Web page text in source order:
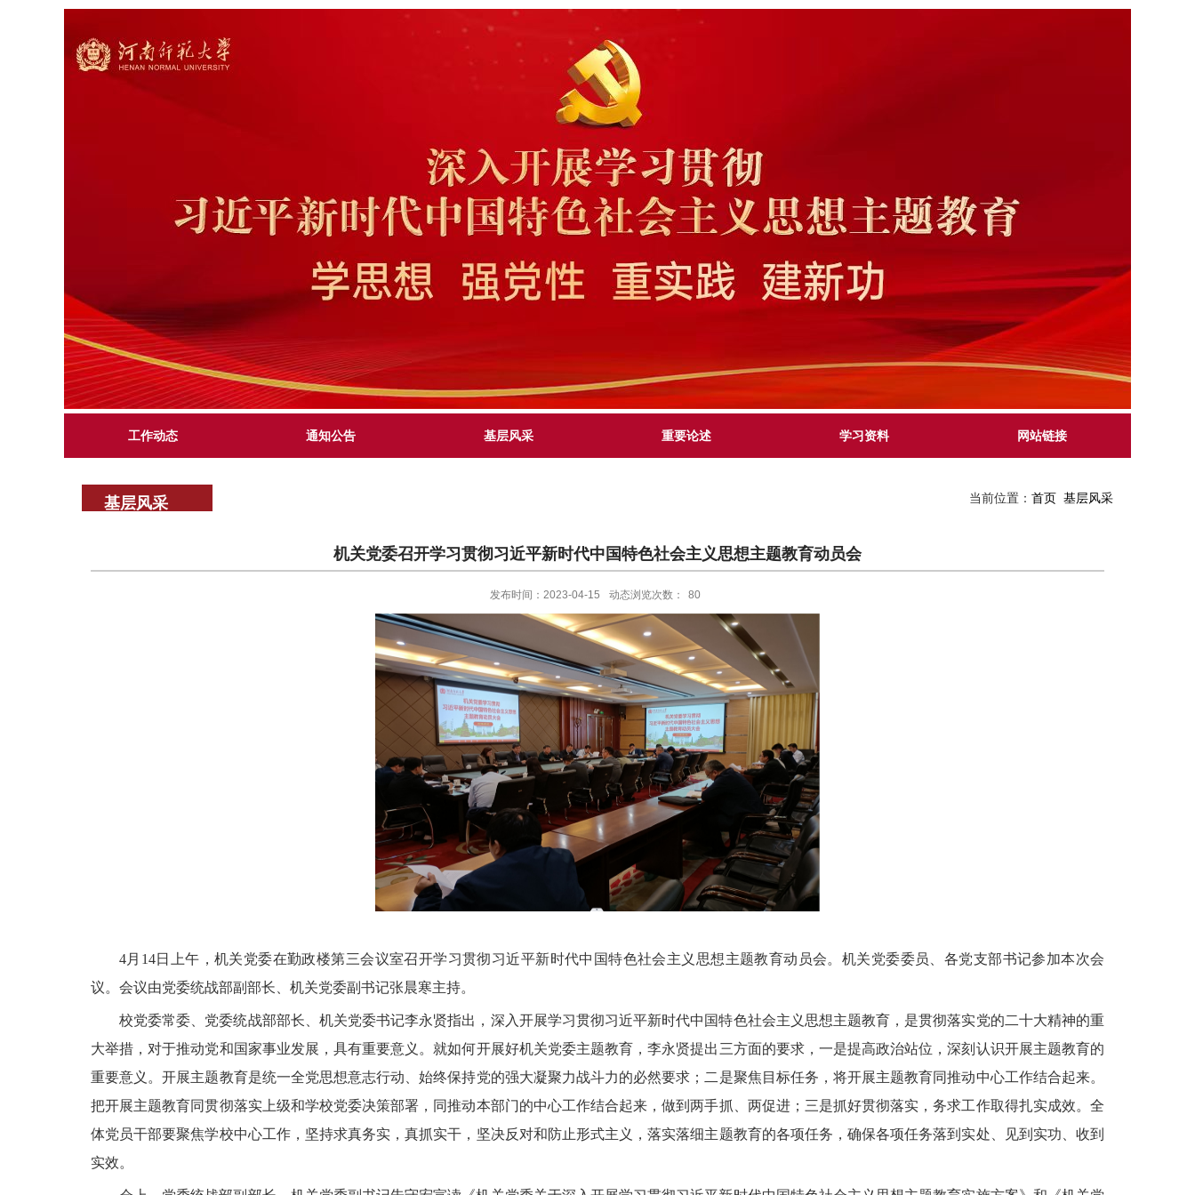
工作动态 通知公告 基层风采 重要论述 学习资料 网站链接
基层风采 当前位置： 首页 基层风采
机关党委召开学习贯彻习近平新时代中国特色社会主义思想主题教育动员会
发布时间：2023-04-15 动态浏览次数： 80
4月 14日上午，机关党委在勤政楼第三会议室召开学习贯彻习近平新时代中国特色社会主义思想主题教育动员会。机关党委委员、各党支部书记参加本次会
议。会议由党委统战部副部长、机关党委副书记张晨寒主持。
校党委常委、党委统战部部长、机关党委书记李永贤指出，深入开展学习贯彻习近平新时代中国特色社会主义思想主题教育，是贯彻落实党的二十大精神的重
大举措，对于推动党和国家事业发展，具有重要意义。就如何开展好机关党委主题教育，李永贤提出三方面的要求，一是提高政治站位，深刻认识开展主题教育的
重要意义。开展主题教育是统一全党思想意志行动、始终保持党的强大凝聚力战斗力的必然要求；二是聚焦目标任务，将开展主题教育同推动中心工作结合起来。
把开展主题教育同贯彻落实上级和学校党委决策部署，同推动本部门的中心工作结合起来，做到两手抓、两促进；三是抓好贯彻落实，务求工作取得扎实成效。全
体党员干部要聚焦学校中心工作，坚持求真务实，真抓实干，坚决反对和防止形式主义，落实落细主题教育的各项任务，确保各项任务落到实处、见到实功、收到
实效。